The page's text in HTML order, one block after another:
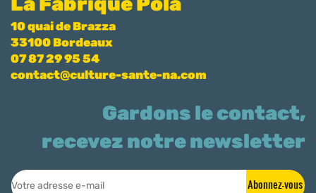
10 quai de Brazza
33100 Bordeaux
07 87 29 95 54
contact@culture-sante-na.com
Gardons le contact,
recevez notre newsletter
Abonnez-vous